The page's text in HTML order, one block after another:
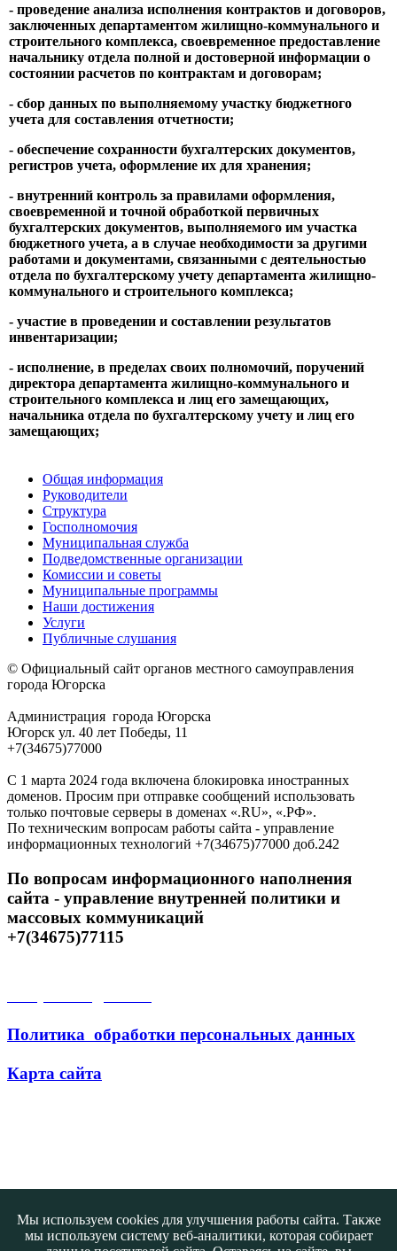
- проведение анализа исполнения контрактов и договоров,
заключенных департаментом жилищно-коммунального и
строительного комплекса, своевременное предоставление
начальнику отдела полной и достоверной информации о
состоянии расчетов по контрактам и договорам;
- сбор данных по выполняемому участку бюджетного
учета для составления отчетности;
- обеспечение сохранности бухгалтерских документов,
регистров учета, оформление их для хранения;
- внутренний контроль за правилами оформления,
своевременной и точной обработкой первичных
бухгалтерских документов, выполняемого им участка
бюджетного учета, а в случае необходимости за другими
работами и документами, связанными с деятельностью
отдела по бухгалтерскому учету департамента жилищно-
коммунального и строительного комплекса;
- участие в проведении и составлении результатов
инвентаризации;
- исполнение, в пределах своих полномочий, поручений
директора департамента жилищно-коммунального и
строительного комплекса и лиц его замещающих,
начальника отдела по бухгалтерскому учету и лиц его
замещающих;
Общая информация
Руководители
Структура
Госполномочия
Муниципальная служба
Подведомственные организации
Комиссии и советы
Муниципальные программы
Наши достижения
Услуги
Публичные слушания
© Официальный сайт органов местного самоуправления
города Югорска
Администрация города Югорска
Югорск ул. 40 лет Победы, 11
+7(34675)77000
С 1 марта 2024 года включена блокировка иностранных
доменов. Просим при отправке сообщений использовать
только почтовые серверы в доменах «.RU», «.РФ».
По техническим вопросам работы сайта - управление
информационных технологий +7(34675)77000 доб.242
По вопросам информационного наполнения
сайта - управление внутренней политики и
массовых коммуникаций
+7(34675)77115
Политика обработки персональных данных
Карта сайта
Мы используем cookies для улучшения работы сайта. Также
мы используем систему веб-аналитики, которая собирает